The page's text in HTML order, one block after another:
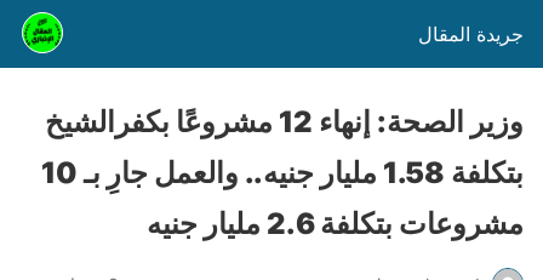
جريدة المقال
وزير الصحة: إنهاء 12 مشروعًا بكفرالشيخ
بتكلفة 1.58 مليار جنيه.. والعمل جارِ بـ 10
مشروعات بتكلفة 2.6 مليار جنيه